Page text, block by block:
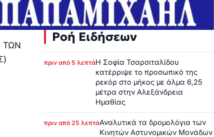
ΤΩΝ
Ροή Ειδήσεων
πριν από 5 λεπτάΗ Σοφία Τσαρσιταλίδου
κατέρριψε το προσωπικό της
ρεκόρ στο μήκος με άλμα 6,25
μέτρα στην Αλεξάνδρεια
Ημαθίας
πριν από 25 λεπτάΑναλυτικά τα δρομολόγια των
Κινητών Αστυνομικών Μονάδων